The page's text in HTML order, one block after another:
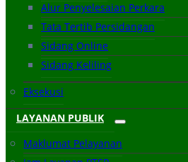
Alur Penyelesaian Perkara
Tata Tertib Persidangan
Sidang Online
Sidang Keliling
Eksekusi
LAYANAN PUBLIK
Maklumat Pelayanan